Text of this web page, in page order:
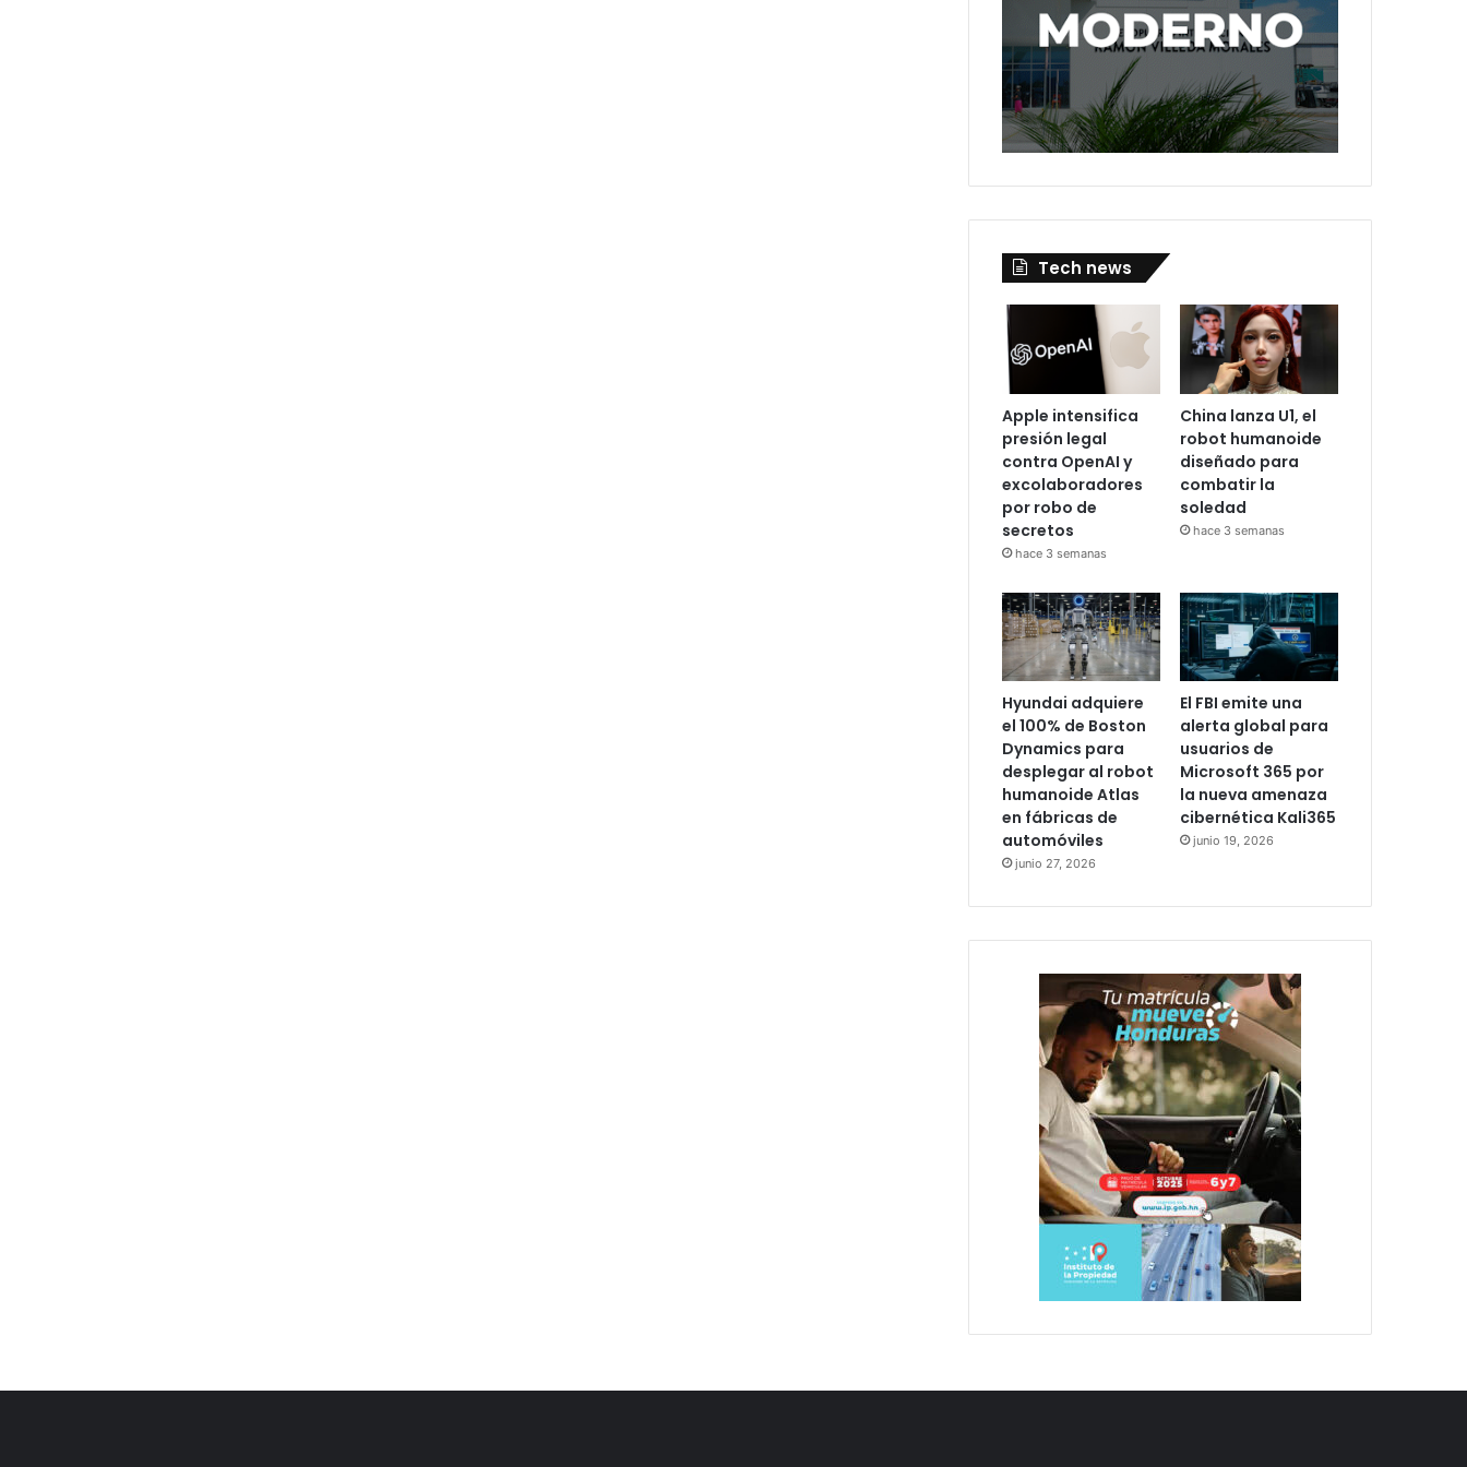
Tech news
Apple intensifica
presión legal
contra OpenAI y
excolaboradores
por robo de
secretos
hace 3 semanas
China lanza U1, el
robot humanoide
diseñado para
combatir la
soledad
hace 3 semanas
Hyundai adquiere
el 100% de Boston
Dynamics para
desplegar al robot
humanoide Atlas
en fábricas de
automóviles
junio 27, 2026
El FBI emite una
alerta global para
usuarios de
Microsoft 365 por
la nueva amenaza
cibernética Kali365
junio 19, 2026